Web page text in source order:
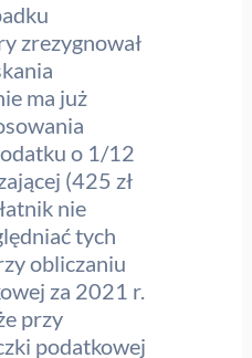
zrezygnował
ma już
o 1/12
(425 zł
nie
tych
obliczaniu
za 2021 r.
przy
podatkowej